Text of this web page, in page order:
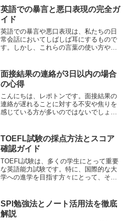
りやすく解説します！レポトンこの記事
は次のような人に...
英語での暴言と悪口表現の完全ガ
イド
英語での暴言や悪口表現は、私たちの日
常会話においてしばしば耳にするもので
す。しかし、これらの言葉の使い方やニ
す。「相手を傷つける言葉」や「不適切
な表現」に悩まされている...
面接結果の連絡が3日以内の場合
の心得
こんにちは、レポトンです。面接結果の
連絡が遅れることに対する不安や焦りを
感じている方が多いのではないでしょう
く解説します！ レポトン この記事は次の
ような人におすすめ...
TOEFL試験の採点方法とスコア
確認ガイド
TOEFL試験は、多くの学生にとって重要
な英語能力試験です。特に、国際的な大
学への進学を目指す方々にとって、その
らない」「スコアをどのように確認すれ
ばよいのか」とい...
SPI勉強法とノート活用法を徹底
解説